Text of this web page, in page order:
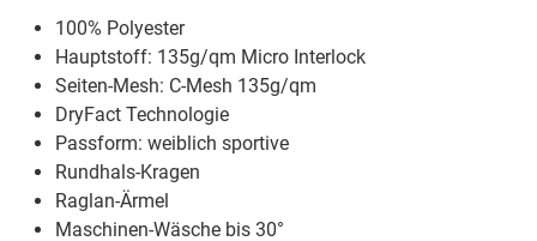
100% Polyester
Hauptstoff: 135g/qm Micro Interlock
Seiten-Mesh: C-Mesh 135g/qm
DryFact Technologie
Passform: weiblich sportive
Rundhals-Kragen
Raglan-Ärmel
Maschinen-Wäsche bis 30°